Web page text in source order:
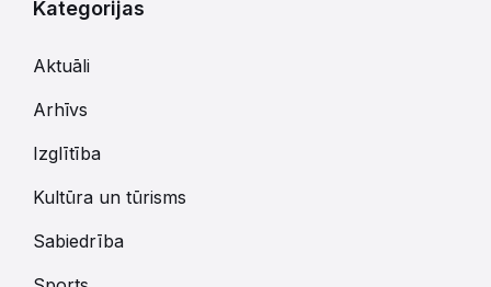
Kategorijas
Aktuāli
Arhīvs
Izglītība
Kultūra un tūrisms
Sabiedrība